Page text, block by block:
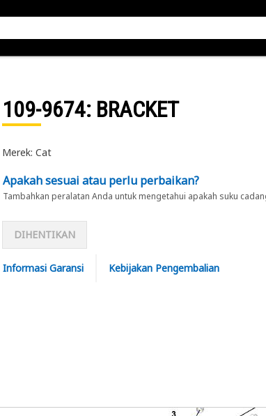
109-9674: BRACKET
Merek: Cat
Apakah sesuai atau perlu perbaikan?
Tambahkan peralatan Anda untuk mengetahui apakah suku
DIHENTIKAN
Informasi Garansi Kebijakan Pengembalian